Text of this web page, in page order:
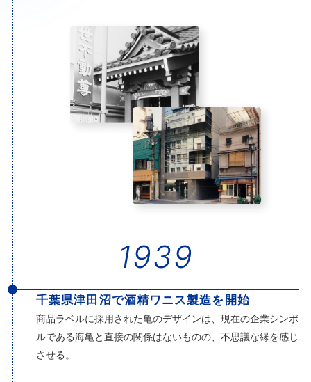
1939
千葉県津田沼で酒精ワニス製造を開始
商品ラベルに採用された亀のデザインは、現在の企業シンボ
ルである海亀と直接の関係はないものの、不思議な縁を感じ
させる。